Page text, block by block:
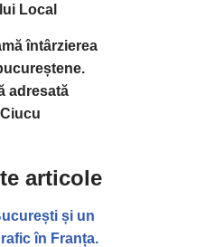
Local
întârzierea
adresată
articole
și un
în Franța.